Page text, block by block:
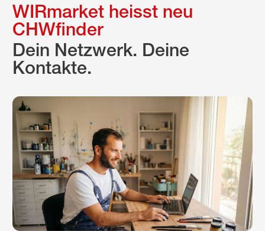
WIRmarket heisst neu
CHWfinder
Dein Netzwerk. Deine
Kontakte.